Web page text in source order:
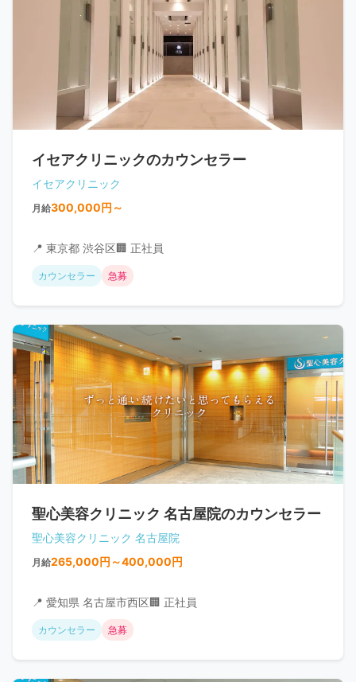
イセアクリニックのカウンセラー
イセアクリニック
月給300,000円～
📍 東京都 渋谷区🏢 正社員
カウンセラー 急募
聖心美容クリニック 名古屋院のカウンセラー
聖心美容クリニック 名古屋院
月給265,000円～400,000円
📍 愛知県 名古屋市西区🏢 正社員
カウンセラー 急募